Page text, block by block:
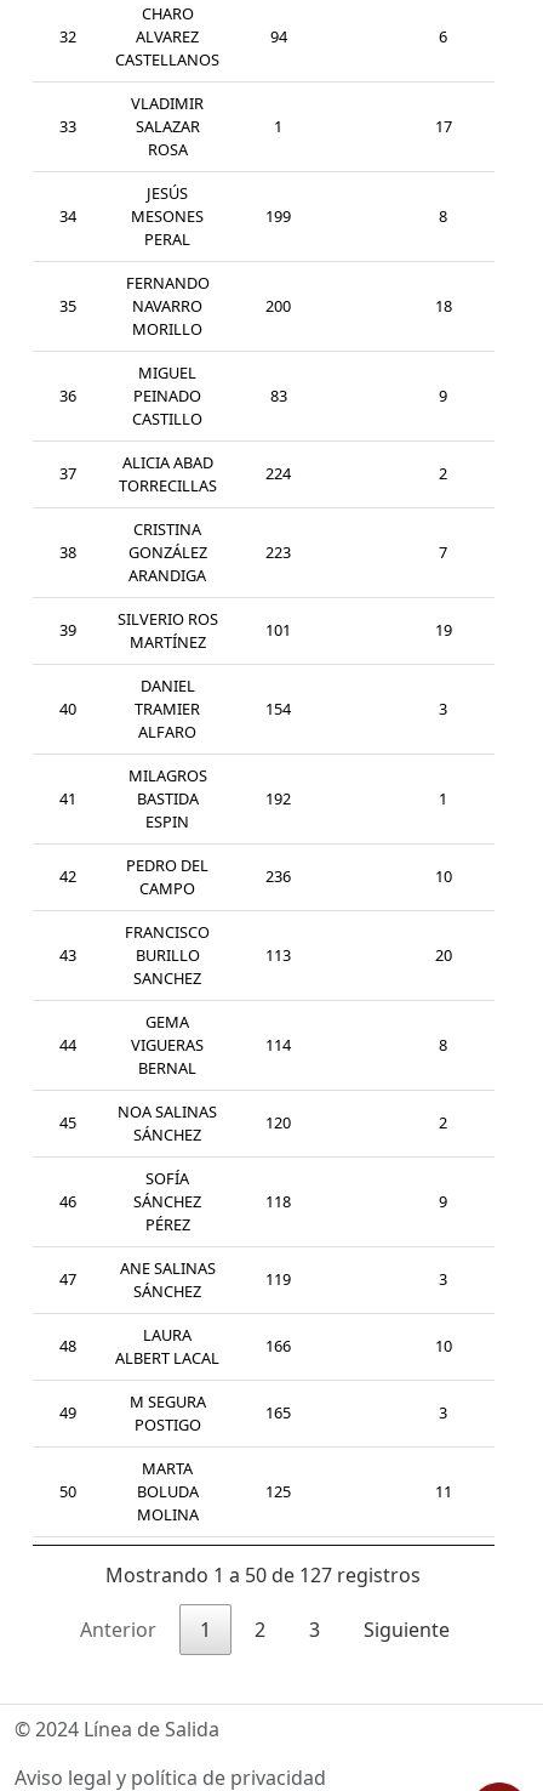
32
CHARO
ALVAREZ
CASTELLANOS
94 6
33
VLADIMIR
SALAZAR
ROSA
1 17
34
JESÚS
MESONES
PERAL
199 8
35
FERNANDO
NAVARRO
MORILLO
200 18
36
MIGUEL
PEINADO
CASTILLO
83 9
37
ALICIA ABAD
TORRECILLAS
224 2
38
CRISTINA
GONZÁLEZ
ARANDIGA
223 7
39
SILVERIO ROS
MARTÍNEZ
101 19
40
DANIEL
TRAMIER
ALFARO
154 3
41
MILAGROS
BASTIDA
ESPIN
192 1
42
PEDRO DEL
CAMPO
236 10
43
FRANCISCO
BURILLO
SANCHEZ
113 20
44
GEMA
VIGUERAS
BERNAL
114 8
45
NOA SALINAS
SÁNCHEZ
120 2
46
SOFÍA
SÁNCHEZ
PÉREZ
118 9
47
ANE SALINAS
SÁNCHEZ
119 3
48
LAURA
ALBERT LACAL
166 10
49
M SEGURA
POSTIGO
165 3
50
MARTA
BOLUDA
MOLINA
125 11
Mostrando 1 a 50 de 127 registros
Anterior 1 2 3 Siguiente
© 2024 Línea de Salida
Aviso legal y política de privacidad